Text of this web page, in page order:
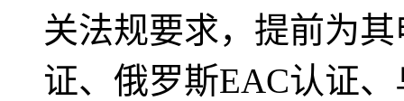
关法规要求，提前为
证、俄罗斯EAC认证